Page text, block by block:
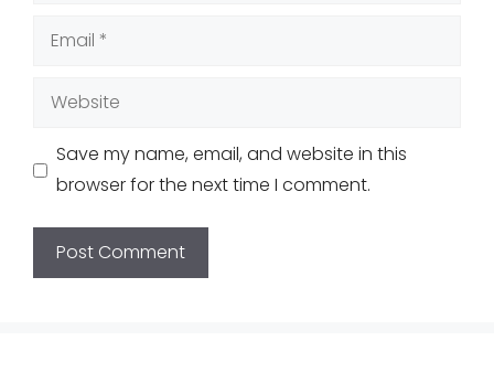
Email
Website
Save my name, email, and website in this
browser for the next time I comment.